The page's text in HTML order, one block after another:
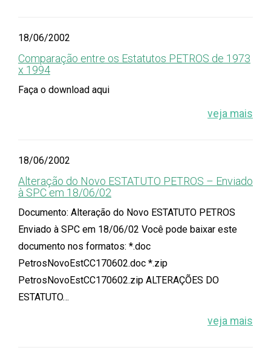
18/06/2002
Comparação entre os Estatutos PETROS de 1973
x 1994
Faça o download aqui
veja mais
18/06/2002
Alteração do Novo ESTATUTO PETROS – Enviado
à SPC em 18/06/02
Documento: Alteração do Novo ESTATUTO PETROS
Enviado à SPC em 18/06/02 Você pode baixar este
documento nos formatos: *.doc
PetrosNovoEstCC170602.doc *.zip
PetrosNovoEstCC170602.zip ALTERAÇÕES DO
ESTATUTO…
veja mais